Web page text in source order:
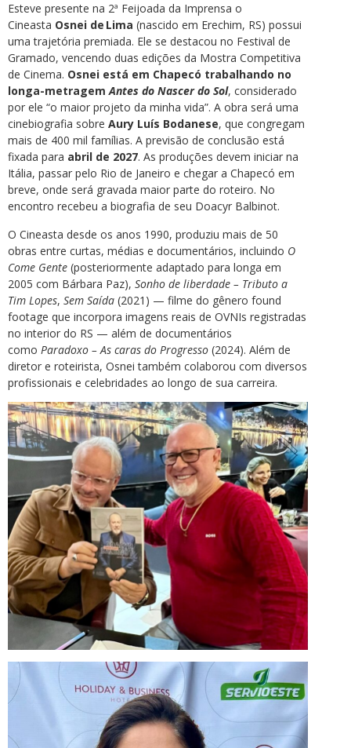
Esteve presente na 2ª Feijoada da Imprensa o
Cineasta Osnei de Lima (nascido em Erechim, RS) possui
uma trajetória premiada. Ele se destacou no Festival de
Gramado, vencendo duas edições da Mostra Competitiva
de Cinema. Osnei está em Chapecó trabalhando no
longa-metragemAntes do Nascer do Sol, considerado
por ele “o maior projeto da minha vida”. A obra será uma
cinebiografia sobre Aury Luís Bodanese, que congregam
mais de 400 mil famílias. A previsão de conclusão está
fixada para abril de 2027. As produções devem iniciar na
Itália, passar pelo Rio de Janeiro e chegar a Chapecó em
breve, onde será gravada maior parte do roteiro. No
encontro recebeu a biografia de seu Doacyr Balbinot.
O Cineasta desde os anos 1990, produziu mais de 50
obras entre curtas, médias e documentários, incluindo O
Come Gente (posteriormente adaptado para longa em
2005 com Bárbara Paz), Sonho de liberdade – Tributo a
Tim Lopes, Sem Saída (2021) — filme do gênero found
footage que incorpora imagens reais de OVNIs registradas
no interior do RS — além de documentários
como Paradoxo – As caras do Progresso (2024). Além de
diretor e roteirista, Osnei também colaborou com diversos
profissionais e celebridades ao longo de sua carreira.